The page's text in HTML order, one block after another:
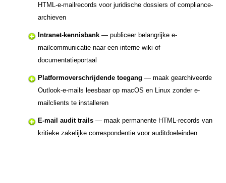
HTML-e-mailrecords voor juridische dossiers of compliance-
archieven
Intranet-kennisbank — publiceer belangrijke e-
mailcommunicatie naar een interne wiki of
documentatieportaal
Platformoverschrijdende toegang — maak gearchiveerde
Outlook-e-mails leesbaar op macOS en Linux zonder e-
mailclients te installeren
E-mail audit trails — maak permanente HTML-records van
kritieke zakelijke correspondentie voor auditdoeleinden